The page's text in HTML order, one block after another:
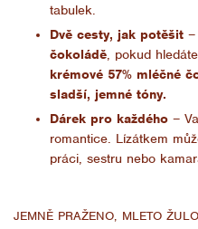
tabulek.
Dvě cesty, jak potěšit –
čokoládě, pokud hledáte
krémové 57% mléčné
sladší, jemné tóny.
Dárek pro každého –
romantice. Lízátkem
práci, sestru nebo
JEMNĚ PRAŽENO, MLETO